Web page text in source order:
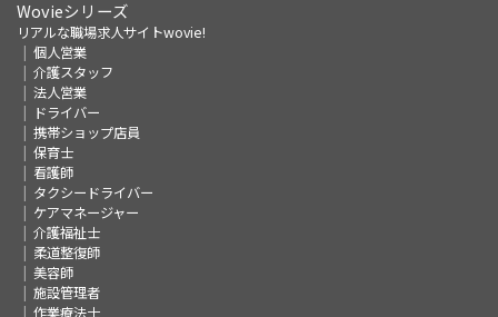
Wovieシリーズ
リアルな職場求人サイトwovie!
個人営業
介護スタッフ
法人営業
ドライバー
携帯ショップ店員
保育士
看護師
タクシードライバー
ケアマネージャー
介護福祉士
柔道整復師
美容師
施設管理者
作業療法士